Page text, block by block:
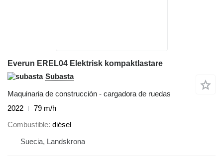
Everun EREL04 Elektrisk kompaktlastare
Subasta
Maquinaria de construcción - cargadora de ruedas
2022
79 m/h
Combustible diésel
Suecia, Landskrona